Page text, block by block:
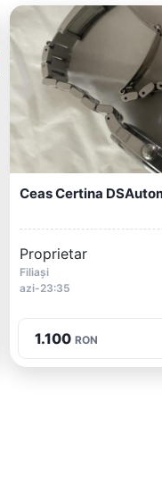
Ceas Certina
Proprietar
Filiași
azi-23:35
1.100 RON